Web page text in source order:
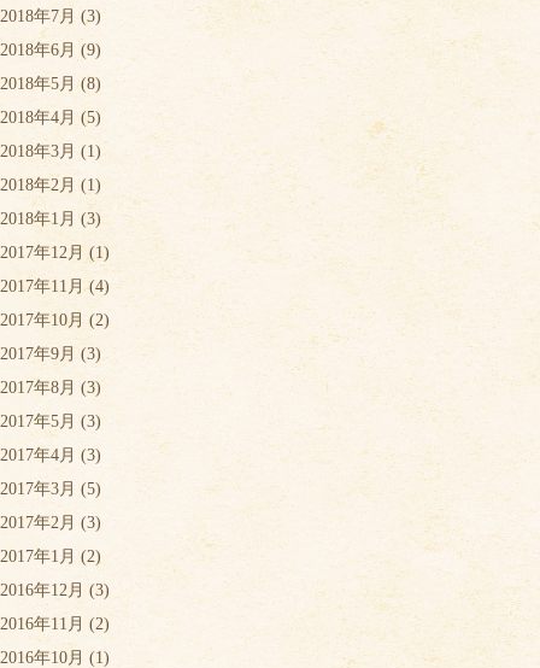
2018年7月 (3)
2018年6月 (9)
2018年5月(8)
2018年4月 (5)
2018年3月 (1)
2018年2月 (1)
2018年1月 (3)
2017年12月(1)
2017年11月(4)
2017年10月 (2)
2017年9月(3)
2017年8月 (3)
2017年5月 (3)
2017年4月 (3)
2017年3月 (5)
2017年2月(3)
2017年1月 (2)
2016年12月(3)
2016年11月 (2)
2016年10月 (1)